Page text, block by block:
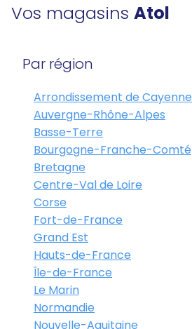
Vos magasins Atol
Par région
Arrondissement de Cayenne
Auvergne-Rhône-Alpes
Basse-Terre
Bourgogne-Franche-Comté
Bretagne
Centre-Val de Loire
Corse
Fort-de-France
Grand Est
Hauts-de-France
Île-de-France
Le Marin
Normandie
Nouvelle-Aquitaine